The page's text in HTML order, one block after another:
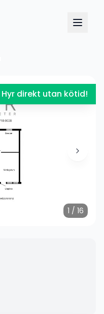
Hyr direkt utan kötid!
1 / 16